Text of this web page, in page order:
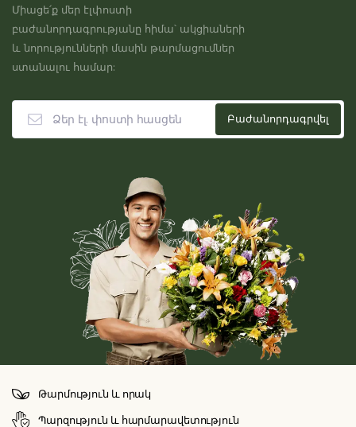
Միացե՛ք մեր էլփոստի
բաժանորդագրությանը հիմա՝ ակցիաների
և նորությունների մասին թարմացումներ
ստանալու համար:
Թարմություն և որակ
Պարզություն և հարմարավետություն